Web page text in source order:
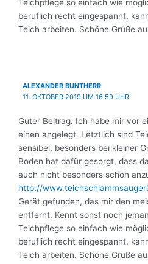
Teichpflege so einfach wie
beruflich recht eingespannt,
Teich arbeiten. Schöne Grüße
ALEXANDER BUNTHERR
11. OKTOBER 2019 UM 16:59 UHR
Guter Beitrag. Ich habe mir vor
einen angelegt. Letztlich sind
sensibel, besonders bei kleiner
Boden hat dafür gesorgt, dass
auch nicht besonders schön
http://
Gerät gefunden, das mir den
entfernt. Kennt sonst noch
Teichpflege so einfach wie
beruflich recht eingespannt,
Teich arbeiten. Schöne Grüße